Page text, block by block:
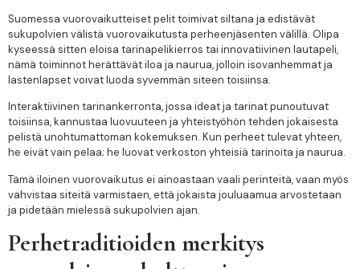
Suomessa vuorovaikutteiset pelit toimivat siltana ja edistävät
sukupolvien välistä vuorovaikutusta perheenjäsenten välillä. Olipa
kyseessä sitten eloisa tarinapelikierros tai innovatiivinen lautapeli,
nämä toiminnot herättävät iloa ja naurua, jolloin isovanhemmat ja
lastenlapset voivat luoda syvemmän siteen toisiinsa.
Interaktiivinen tarinankerronta, jossa ideat ja tarinat punoutuvat
toisiinsa, kannustaa luovuuteen ja yhteistyöhön tehden jokaisesta
pelistä unohtumattoman kokemuksen. Kun perheet tulevat yhteen,
he eivät vain pelaa; he luovat verkoston yhteisiä tarinoita ja naurua.
Tämä iloinen vuorovaikutus ei ainoastaan vaali perinteitä, vaan myös
vahvistaa siteitä varmistaen, että jokaista jouluaamua arvostetaan
ja pidetään mielessä sukupolvien ajan.
Perhetraditioiden merkitys